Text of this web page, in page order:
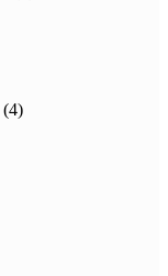
(4)